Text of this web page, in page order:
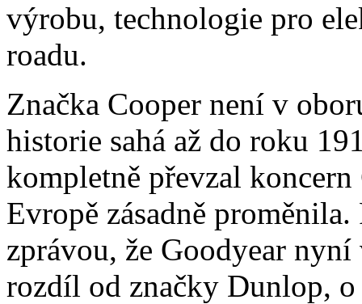
výrobu, technologie pro
roadu.
Značka Cooper není v
historie sahá až do roku
kompletně převzal
Evropě zásadně
zprávou, že Goodyear
rozdíl od značky Dunlop,